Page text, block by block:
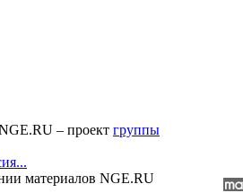
– проект группы
материалов NGE.RU